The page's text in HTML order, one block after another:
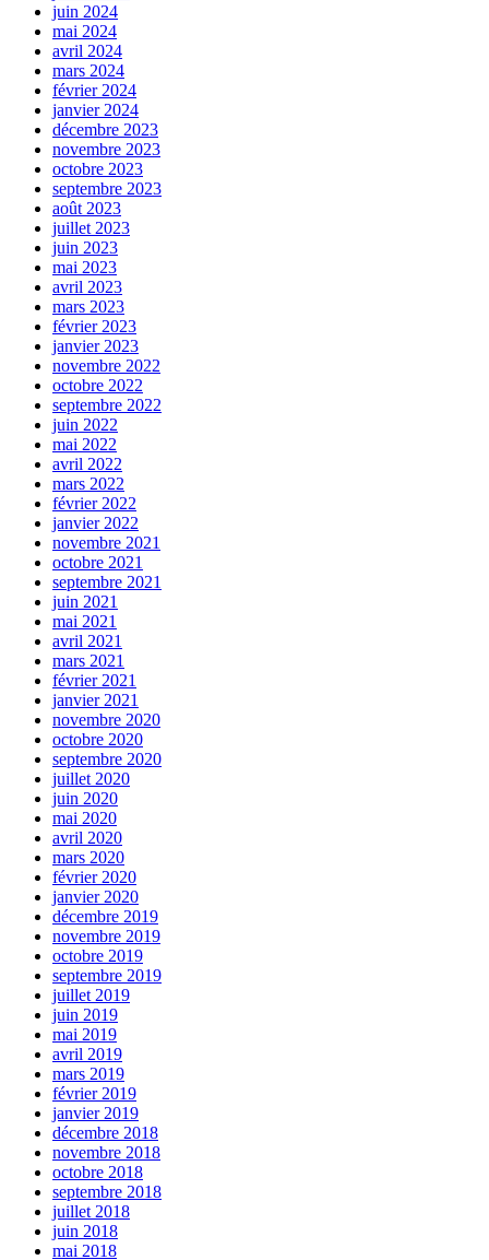
juin 2024
mai 2024
avril 2024
mars 2024
février 2024
janvier 2024
décembre 2023
novembre 2023
octobre 2023
septembre 2023
août 2023
juillet 2023
juin 2023
mai 2023
avril 2023
mars 2023
février 2023
janvier 2023
novembre 2022
octobre 2022
septembre 2022
juin 2022
mai 2022
avril 2022
mars 2022
février 2022
janvier 2022
novembre 2021
octobre 2021
septembre 2021
juin 2021
mai 2021
avril 2021
mars 2021
février 2021
janvier 2021
novembre 2020
octobre 2020
septembre 2020
juillet 2020
juin 2020
mai 2020
avril 2020
mars 2020
février 2020
janvier 2020
décembre 2019
novembre 2019
octobre 2019
septembre 2019
juillet 2019
juin 2019
mai 2019
avril 2019
mars 2019
février 2019
janvier 2019
décembre 2018
novembre 2018
octobre 2018
septembre 2018
juillet 2018
juin 2018
mai 2018